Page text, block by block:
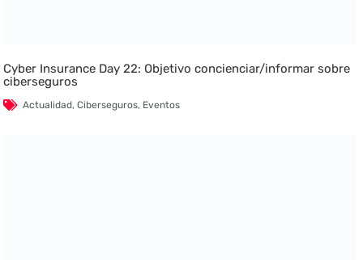
Cyber Insurance Day 22: Objetivo concienciar/informar sobre
ciberseguros
Actualidad,Ciberseguros, Eventos